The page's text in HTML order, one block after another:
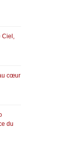
Ciel,
cœur
du